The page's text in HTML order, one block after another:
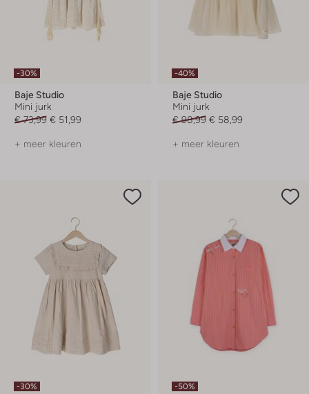
-30%
Baje Studio
Mini jurk
€ 73,99 € 51,99
+ meer kleuren
-40%
Baje Studio
Mini jurk
€ 98,99 € 58,99
+ meer kleuren
-30% -50%